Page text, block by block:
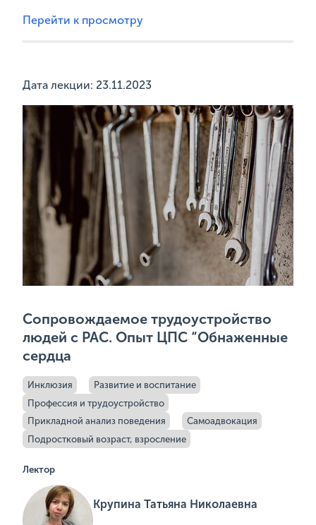
Перейти к просмотру
Дата лекции: 23.11.2023
Сопровождаемое трудоустройство
людей с РАС. Опыт ЦПС “Обнаженные
сердца
Инклюзия
Развитие и воспитание
Профессия и трудоустройство
Прикладной анализ поведения
Самоадвокация
Подростковый возраст, взросление
Лектор
Крупина Татьяна Николаевна